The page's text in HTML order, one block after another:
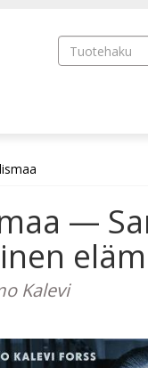
—
Kalevi